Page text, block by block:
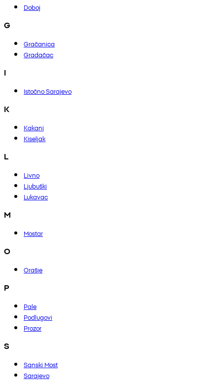
Doboj
G
Gračanica
Gradačac
I
Istočno Sarajevo
K
Kakanj
Kiseljak
L
Livno
Ljubuški
Lukavac
M
Mostar
O
Orašje
P
Pale
Podlugovi
Prozor
S
Sanski Most
Sarajevo